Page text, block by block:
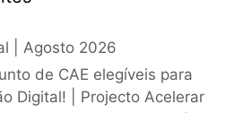
| Agosto 2026
de CAE elegíveis para
Digital! | Projecto Acelerar